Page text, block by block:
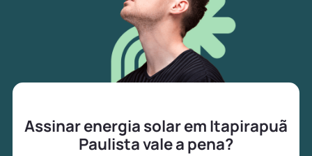
Assinar energia solar em Itapirapuã
Paulista vale a pena?